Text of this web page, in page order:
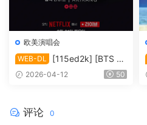
欧美演唱会
WEB-DL
[115ed2k] [BTS Th
e Comeback 演唱会：Ariran
软字幕][1080P][MKV/9.91 G
iB]
2026-04-12 50
评论 0